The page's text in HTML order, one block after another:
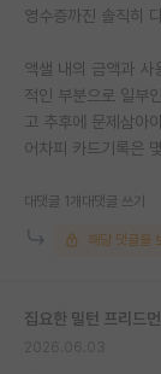
영수증까진 솔직히
액샐 내의 금액과 사
적인 부분으로 일부
고 추후에 문제삼아
어차피 카드기록은
대댓글 1개 대댓글 쓰기
해당 댓글을
집요한 밀턴 프리드먼